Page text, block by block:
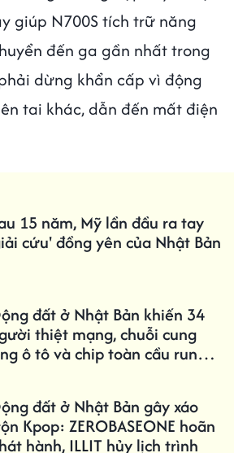
giúp N700S tích trữ năng
đến ga gần nhất trong
dừng khẩn cấp vì động
tai khác, dẫn đến mất điện
15 năm, Mỹ lần đầu ra tay
cứu' đồng yên của Nhật Bản
đất ở Nhật Bản khiến 34
thiệt mạng, chuỗi cung
ô tô và chip toàn cầu rung
đất ở Nhật Bản gây xáo
Kpop: ZEROBASEONE hoãn
hành, ILLIT hủy lịch trình